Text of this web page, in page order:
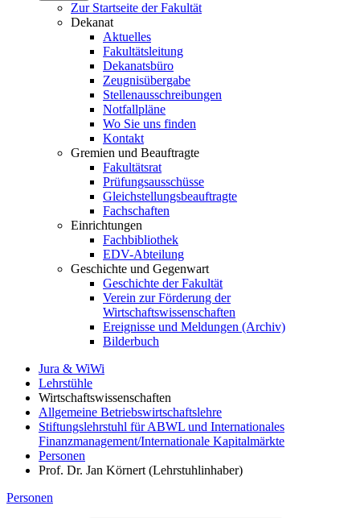
Zur Startseite der Fakultät
Dekanat
Aktuelles
Fakultätsleitung
Dekanatsbüro
Zeugnisübergabe
Stellenausschreibungen
Notfallpläne
Wo Sie uns finden
Kontakt
Gremien und Beauftragte
Fakultätsrat
Prüfungsausschüsse
Gleichstellungsbeauftragte
Fachschaften
Einrichtungen
Fachbibliothek
EDV-Abteilung
Geschichte und Gegenwart
Geschichte der Fakultät
Verein zur Förderung der
Wirtschaftswissenschaften
Ereignisse und Meldungen (Archiv)
Bilderbuch
Jura & WiWi
Lehrstühle
Wirtschaftswissenschaften
Allgemeine Betriebswirtschaftslehre
Stiftungslehrstuhl für ABWL und Internationales
Finanzmanagement/Internationale Kapitalmärkte
Personen
Prof. Dr. Jan Körnert (Lehrstuhlinhaber)
Personen